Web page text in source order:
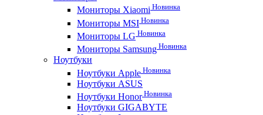
Мониторы Xiaomi Новинка
Мониторы MSI Новинка
Мониторы LG Новинка
Мониторы Samsung Новинка
Ноутбуки
Ноутбуки Apple Новинка
Ноутбуки ASUS
Ноутбуки HonorНовинка
Ноутбуки GIGABYTE